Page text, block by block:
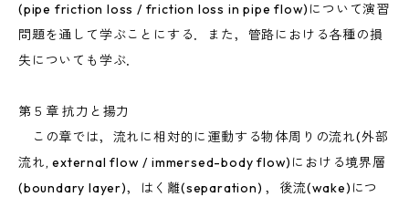
(pipe friction loss / friction loss in pipe flow)について演習
問題を通して学ぶことにする．また，管路における各種の損
失についても学ぶ．
第５章 抗力と揚力
この章では，流れに相対的に運動する物体周りの流れ(外部
流れ, external flow / immersed-body flow)における境界層
(boundary layer)，はく離(separation) ，後流(wake)につ